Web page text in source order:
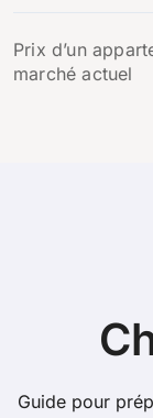
Prix d’un
marché actuel
Guide pour